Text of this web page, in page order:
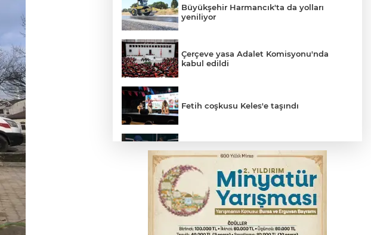
Büyükşehir Harmancık'ta da yolları
yeniliyor
Çerçeve yasa Adalet Komisyonu'nda
kabul edildi
Fetih coşkusu Keles'e taşındı
kişi tutuklandı
İnegöl’de yangın paniği! Apartmana
sıçrayan alevler söndürüldü